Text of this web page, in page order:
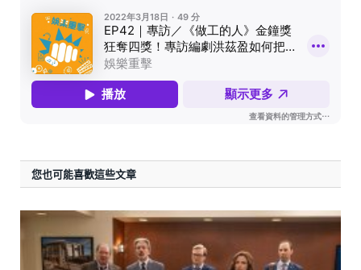
您也可能喜歡這些文章